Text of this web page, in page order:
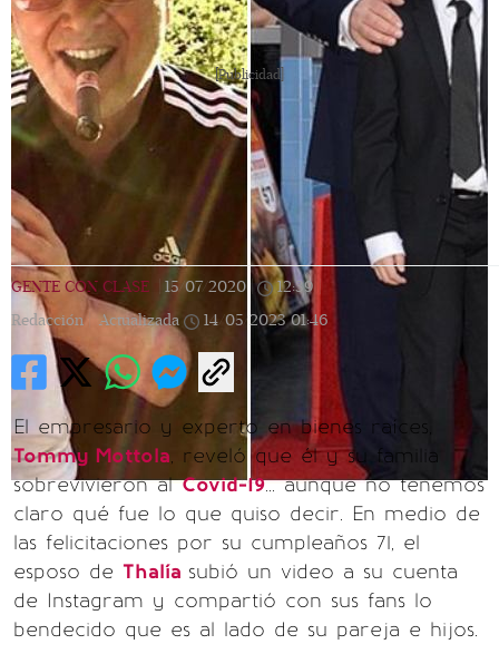
[Publicidad]
GENTE CON CLASE 15/07/2020 12:39
Redacción | Actualizada 14/05/2023 01:46
El empresario y experto en bienes raíces,
Tommy Mottola, reveló que él y su familia
sobrevivieron alCovid-19... aunque no tenemos
claro qué fue lo que quiso decir. En medio de
las felicitaciones por su cumpleaños 71, el
esposo de Thalía subió un video a su cuenta
de Instagram y compartió con sus fans lo
bendecido que es al lado de su pareja e hijos.